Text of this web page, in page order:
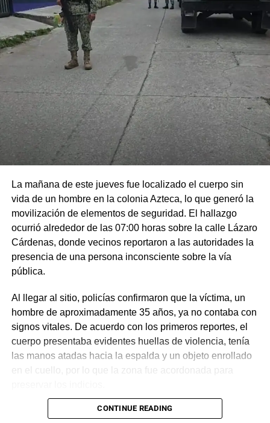
La mañana de este jueves fue localizado el cuerpo sin
vida de un hombre en la colonia Azteca, lo que generó la
movilización de elementos de seguridad. El hallazgo
ocurrió alrededor de las 07:00 horas sobre la calle Lázaro
Cárdenas, donde vecinos reportaron a las autoridades la
presencia de una persona inconsciente sobre la vía
pública.
Al llegar al sitio, policías confirmaron que la víctima, un
hombre de aproximadamente 35 años, ya no contaba con
signos vitales. De acuerdo con los primeros reportes, el
cuerpo presentaba evidentes huellas de violencia, tenía
las manos atadas hacia la espalda y un objeto enrollado
en el cuello, por lo que la zona fue acordonada para
Las primeras investigaciones apuntan a que el hombre
CONTINUE READING